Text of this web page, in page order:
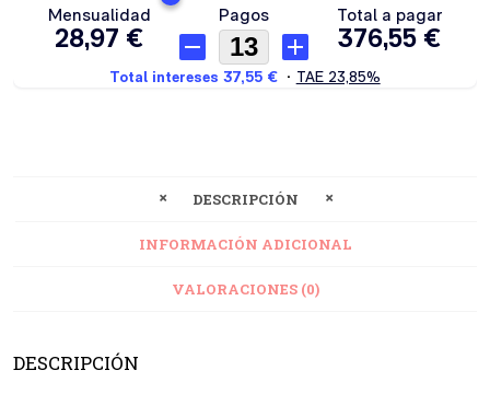
DESCRIPCIÓN
INFORMACIÓN ADICIONAL
VALORACIONES (0)
DESCRIPCIÓN